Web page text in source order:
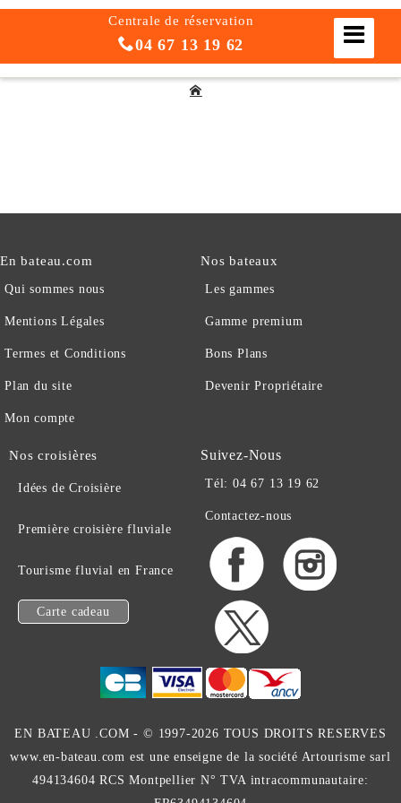
Centrale de réservation
04 67 13 19 62
En bateau.com
Qui sommes nous
Mentions Légales
Termes et Conditions
Plan du site
Mon compte
Nos bateaux
Les gammes
Gamme premium
Bons Plans
Devenir Propriétaire
Nos croisières
Idées de Croisière
Première croisière fluviale
Tourisme fluvial en France
Carte cadeau
Suivez-Nous
Tél: 04 67 13 19 62
Contactez-nous
EN BATEAU .COM - © 1997-2026 TOUS DROITS RESERVES
www.en-bateau.com est une enseigne de la société Artourisme sarl
494134604 RCS Montpellier N° TVA intracommunautaire: